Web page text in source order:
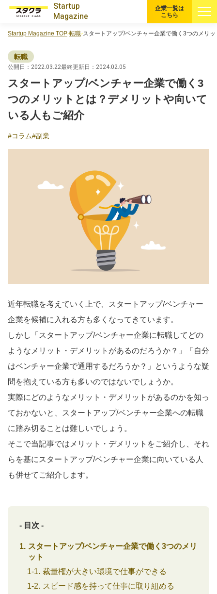
Startup
Magazine
注目スタートアップ
イベント・セミナー
特集記事
CEOインタビュー
大学発スタートアップ
企業一覧は
こちら
Startup Magazine TOP 転職 スタートアップ/ベンチャー企業で働く3つのメリ
転職
公開日：2022.03.22最終更新日：2024.02.05
スタートアップ/ベンチャー企業で働く3
つのメリットとは？デメリットや向いて
いる人もご紹介
コラム 副業
近年転職を考えていく上で、スタートアップ/ベンチャー
企業を候補に入れる方も多くなってきています。
しかし「スタートアップ/ベンチャー企業に転職してどの
ようなメリット・デメリットがあるのだろうか？」「自分
はベンチャー企業で通用するだろうか？」というような疑
問を抱えている方も多いのではないでしょうか。
実際にどのようなメリット・デメリットがあるのかを知っ
ておかないと、スタートアップ/ベンチャー企業への転職
に踏み切ることは難しいでしょう。
そこで当記事ではメリット・デメリットをご紹介し、それ
らを基にスタートアップ/ベンチャー企業に向いている人
も併せてご紹介します。
- 目次 -
スタートアップ/ベンチャー企業で働く3つのメリ
ット
裁量権が大きい環境で仕事ができる
スピード感を持って仕事に取り組める